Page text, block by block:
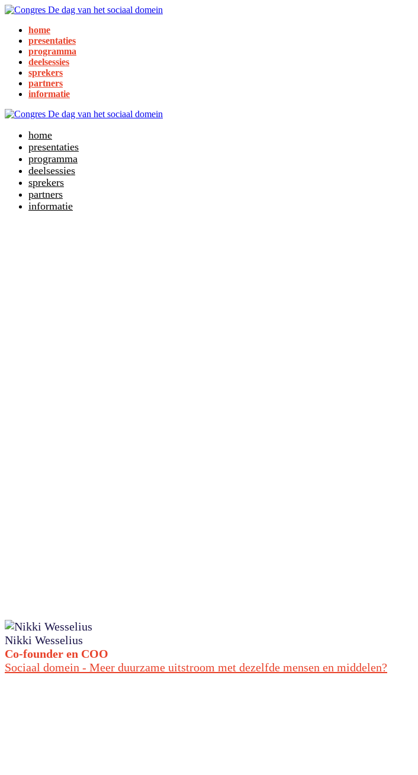
home
presentaties
programma
deelsessies
sprekers
partners
informatie
home
presentaties
programma
deelsessies
sprekers
partners
informatie
Nikki Wesselius
Co-founder en COO
Sociaal domein - Meer duurzame uitstroom met dezelfde mensen en middelen?